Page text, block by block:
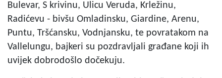
Bulevar, S krivinu, Ulicu Veruda, Krležinu,
Radićevu - bivšu Omladinsku, Giardine, Arenu,
Puntu, Tršćansku, Vodnjansku, te povratakom na
Vallelungu, bajkeri su pozdravljali građane koji ih
uvijek dobrodošlo dočekuju.